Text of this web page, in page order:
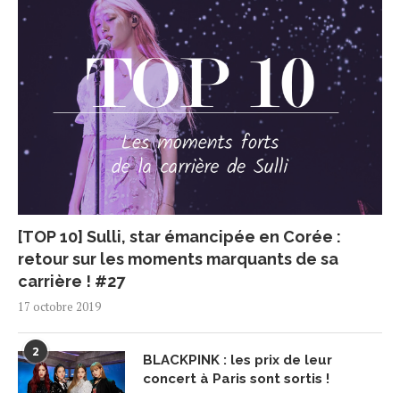
[TOP 10] Sulli, star émancipée en Corée :
retour sur les moments marquants de sa
carrière ! #27
17 octobre 2019
2
BLACKPINK : les prix de leur
concert à Paris sont sortis !